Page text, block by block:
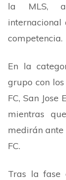
la MLS,
internacional
competencia.
En la
grupo con
FC, San
mientras
medirán ante
FC.
Tras la fase